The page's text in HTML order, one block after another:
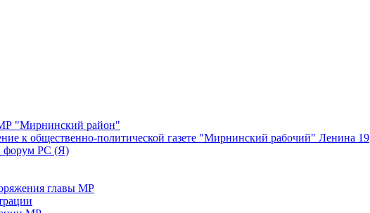
"Мирнинский район"
к общественно-политической газете "Мирнинский рабочий" Ленина 19
форум РС (Я)
главы МР